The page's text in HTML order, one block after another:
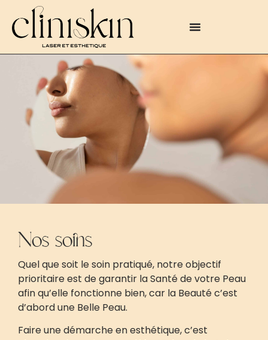
Nos soins
Quel que soit le soin pratiqué, notre objectif
prioritaire est de garantir la Santé de votre Peau
afin qu’elle fonctionne bien, car la Beauté c’est
d’abord une Belle Peau.
Faire une démarche en esthétique, c’est